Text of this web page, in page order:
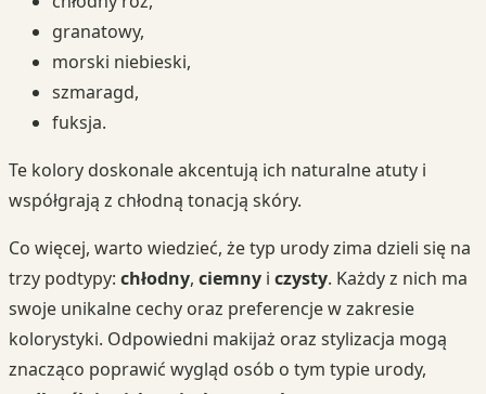
granatowy,
morski niebieski,
szmaragd,
fuksja.
Te kolory doskonale akcentują ich naturalne atuty i
współgrają z chłodną tonacją skóry.
Co więcej, warto wiedzieć, że typ urody zima dzieli się na
trzy podtypy: chłodny, ciemny i czysty. Każdy z nich ma
swoje unikalne cechy oraz preferencje w zakresie
kolorystyki. Odpowiedni makijaż oraz stylizacja mogą
znacząco poprawić wygląd osób o tym typie urody,